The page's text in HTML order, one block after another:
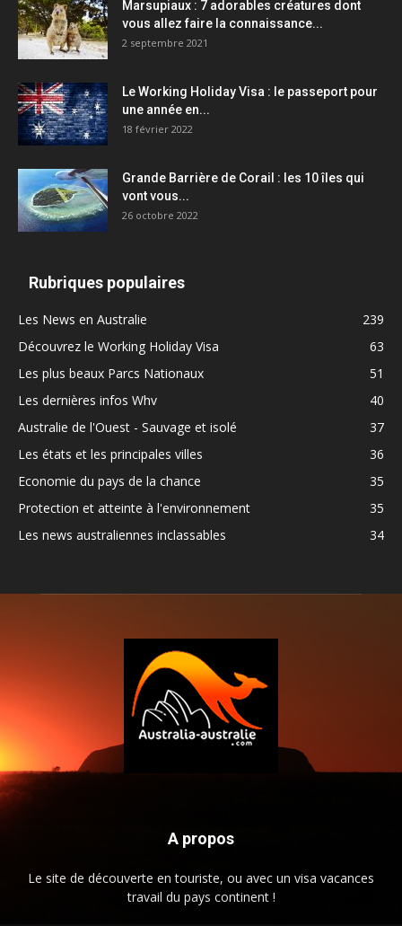
Marsupiaux : 7 adorables créatures dont
vous allez faire la connaissance...
2 septembre 2021
Le Working Holiday Visa : le passeport pour
une année en...
18 février 2022
Grande Barrière de Corail : les 10 îles qui
vont vous...
26 octobre 2022
Rubriques populaires
Les News en Australie
239
Découvrez le Working Holiday Visa
63
Les plus beaux Parcs Nationaux
51
Les dernières infos Whv
40
Australie de l'Ouest - Sauvage et isolé
37
Les états et les principales villes
36
Economie du pays de la chance
35
Protection et atteinte à l'environnement
35
Les news australiennes inclassables
34
A propos
Le site de découverte en touriste, ou avec un visa vacances
travail du pays continent !